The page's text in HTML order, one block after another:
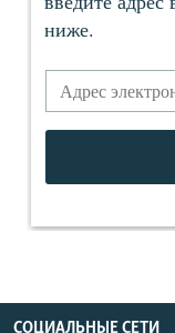
СОЦИАЛЬНЫЕ СЕТИ